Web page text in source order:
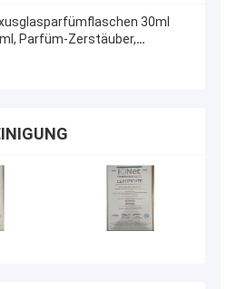
30ml
Parfüm-Zerstäuber,